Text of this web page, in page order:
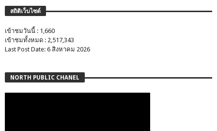
สถิติเว็บไซต์
เข้าชมวันนี้ : 1,660
เข้าชมทั้งหมด : 2,517,343
Last Post Date: 6 สิงหาคม 2026
NORTH PUBLIC CHANEL